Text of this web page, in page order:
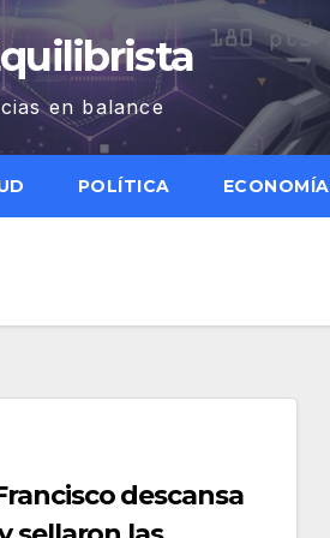
en balance
POLÍTICA ECONOMÍA
descansa